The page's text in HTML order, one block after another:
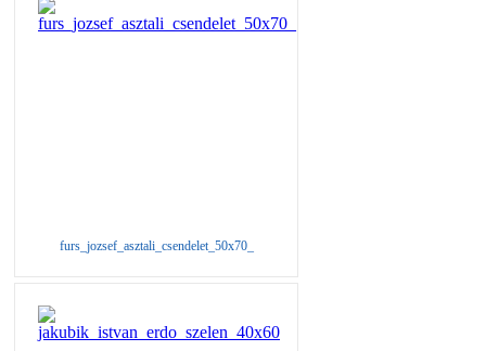
furs_jozsef_asztali_csendelet_50x70_